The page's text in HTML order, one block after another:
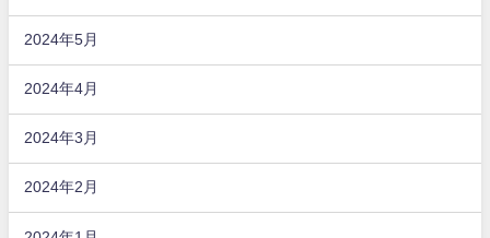
2024年5月
2024年4月
2024年3月
2024年2月